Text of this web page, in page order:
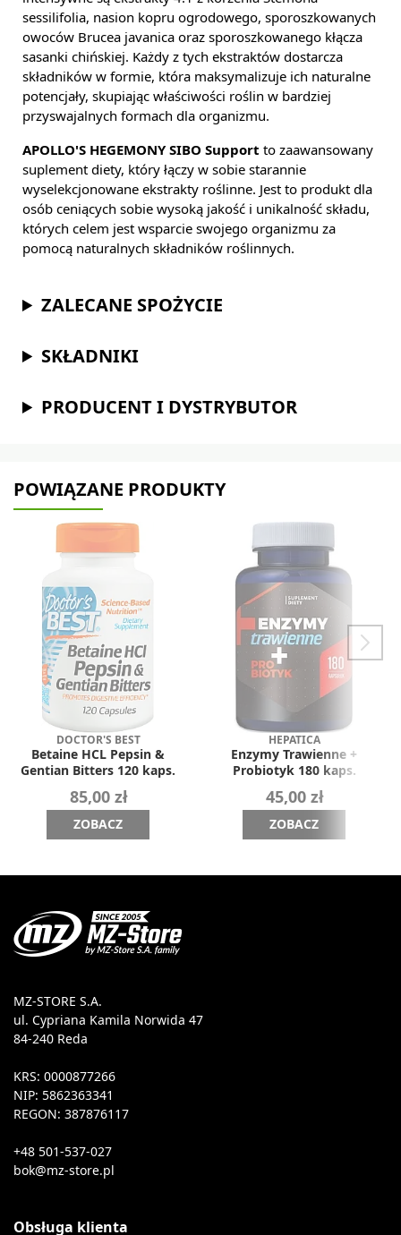
sessilifolia, nasion kopru ogrodowego, sporoszkowanych
owoców Brucea javanica oraz sporoszkowanego kłącza
sasanki chińskiej. Każdy z tych ekstraktów dostarcza
składników w formie, która maksymalizuje ich naturalne
potencjały, skupiając właściwości roślin w bardziej
przyswajalnych formach dla organizmu.
APOLLO'S HEGEMONY SIBO Support to zaawansowany
suplement diety, który łączy w sobie starannie
wyselekcjonowane ekstrakty roślinne. Jest to produkt dla
osób ceniących sobie wysoką jakość i unikalność składu,
których celem jest wsparcie swojego organizmu za
pomocą naturalnych składników roślinnych.
ZALECANE SPOŻYCIE
SKŁADNIKI
PRODUCENT I DYSTRYBUTOR
POWIĄZANE PRODUKTY
DOCTOR'S BEST
Betaine HCL Pepsin &
Gentian Bitters 120 kaps.
85,00 zł
ZOBACZ
HEPATICA
Enzymy Trawienne +
Probiotyk 180 kaps.
45,00 zł
ZOBACZ
MZ-STORE S.A.
ul. Cypriana Kamila Norwida 47
84-240 Reda
KRS: 0000877266
NIP: 5862363341
REGON: 387876117
+48 501-537-027
Obsługa klienta